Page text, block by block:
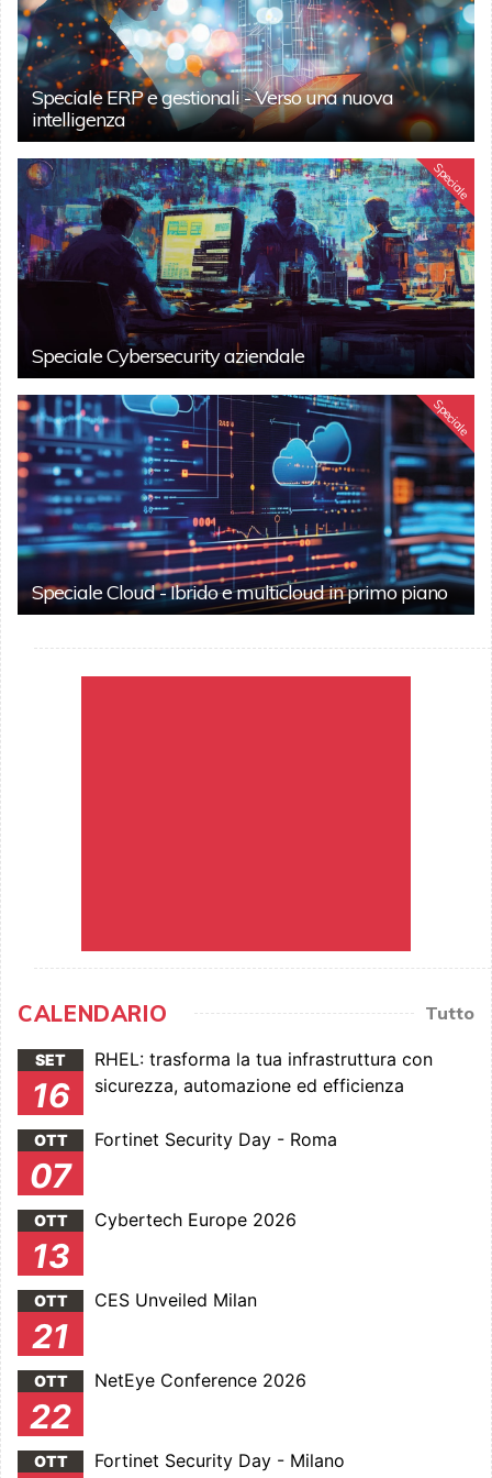
Speciale ERP e gestionali - Verso una nuova
intelligenza
Speciale
Speciale Cybersecurity aziendale
Speciale
Speciale Cloud - Ibrido e multicloud in primo piano
CALENDARIO Tutto
SET
16
RHEL: trasforma la tua infrastruttura con
sicurezza, automazione ed efficienza
OTT
07
Fortinet Security Day - Roma
OTT
13
Cybertech Europe 2026
OTT
21
CES Unveiled Milan
OTT
22
NetEye Conference 2026
OTT Fortinet Security Day - Milano